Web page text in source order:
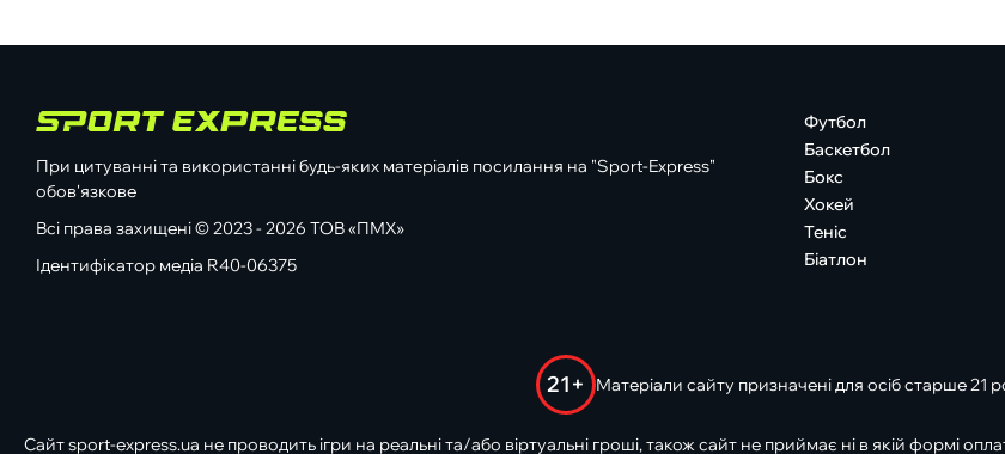
При цитуванні та використанні будь-яких матеріалів посилання на "Sport-Express"
обов'язкове
Всі права захищені © 2023 - 2026 ТОВ «ПМХ»
Ідентифікатор медіа R40-06375
Футбол
Баскетбол
Бокс
Хокей
Теніс
Біатлон
21+ Матеріали сайту призначені для осіб старше 21
Сайт sport-express.ua не проводить ігри на реальні та/або віртуальні гроші, також сайт не приймає ні в якій формі